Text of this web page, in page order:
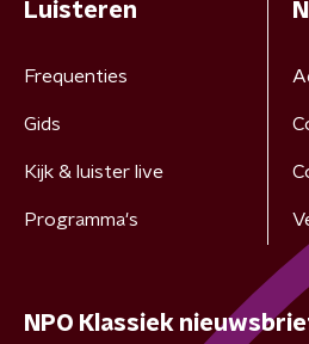
Luisteren
Frequenties
Gids
Kijk & luister live
Programma's
NPO Klassiek